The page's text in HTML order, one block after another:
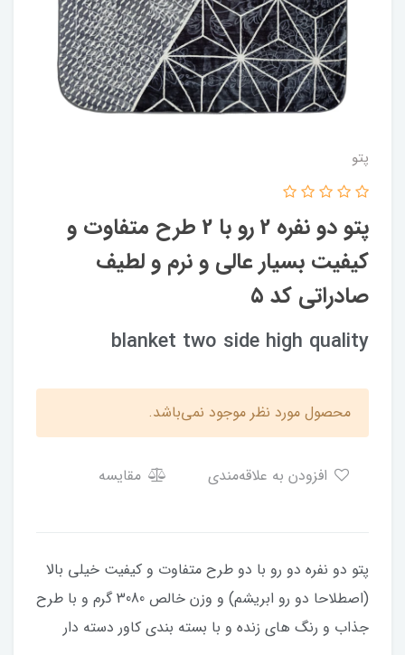
پتو
پتو دو نفره 2 رو با 2 طرح متفاوت و
کیفیت بسیار عالی و نرم و لطیف
صادراتی کد ۵
blanket two side high quality
محصول مورد نظر موجود نمی‌باشد.
مقایسه
پتو دو نفره دو رو با دو طرح متفاوت و کیفیت خیلی بالا
(اصطلاحا دو رو ابریشم) و وزن خالص 3080 گرم و با طرح
جذاب و رنگ های زنده و با بسته بندی کاور دسته دار